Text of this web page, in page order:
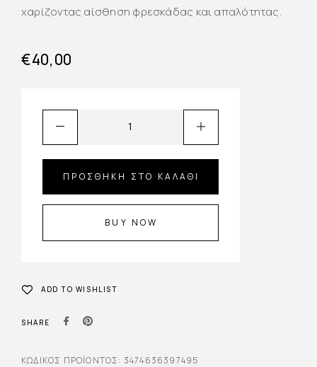
χαρίζοντας αίσθηση φρεσκάδας και απαλότητας.
€40,00
ΠΡΟΣΘΉΚΗ ΣΤΟ ΚΑΛΆΘΙ
BUY NOW
ADD TO WISHLIST
SHARE
ΚΩΔΙΚΌΣ ΠΡΟΪΌΝΤΟΣ: 3474636397495